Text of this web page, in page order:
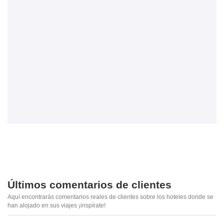
Últimos comentarios de clientes
Aquí encontrarás comentarios reales de clientes sobre los hoteles donde se
han alojado en sus viajes ¡inspírate!